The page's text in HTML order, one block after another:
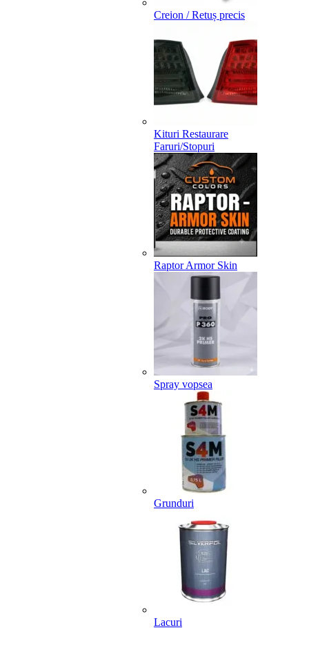
Creion / Retuș precis
Kituri Restaurare
Faruri/Stopuri
Raptor Armor Skin
Spray vopsea
Grunduri
Lacuri